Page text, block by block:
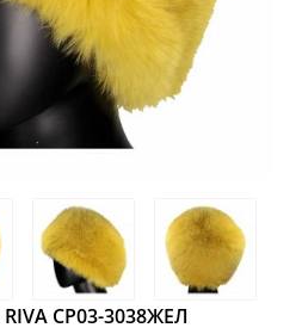
CP03-3038ЖЕЛ